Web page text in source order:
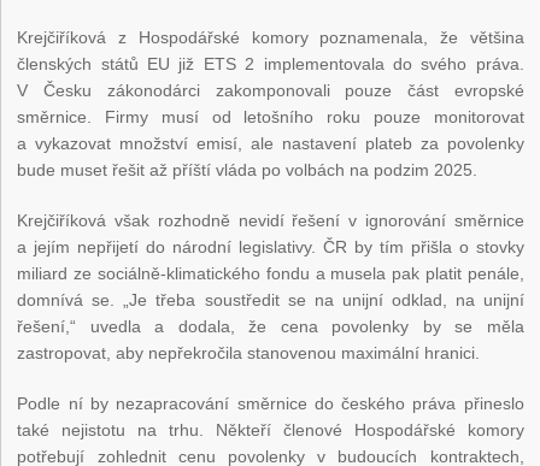
Krejčiříková z Hospodářské komory poznamenala, že většina
členských států EU již ETS 2 implementovala do svého práva.
V Česku zákonodárci zakomponovali pouze část evropské
směrnice. Firmy musí od letošního roku pouze monitorovat
a vykazovat množství emisí, ale nastavení plateb za povolenky
bude muset řešit až příští vláda po volbách na podzim 2025.
Krejčiříková však rozhodně nevidí řešení v ignorování směrnice
a jejím nepřijetí do národní legislativy. ČR by tím přišla o stovky
miliard ze sociálně-klimatického fondu a musela pak platit penále,
domnívá se. „Je třeba soustředit se na unijní odklad, na unijní
řešení,“ uvedla a dodala, že cena povolenky by se měla
zastropovat, aby nepřekročila stanovenou maximální hranici.
Podle ní by nezapracování směrnice do českého práva přineslo
také nejistotu na trhu. Někteří členové Hospodářské komory
potřebují zohlednit cenu povolenky v budoucích kontraktech,